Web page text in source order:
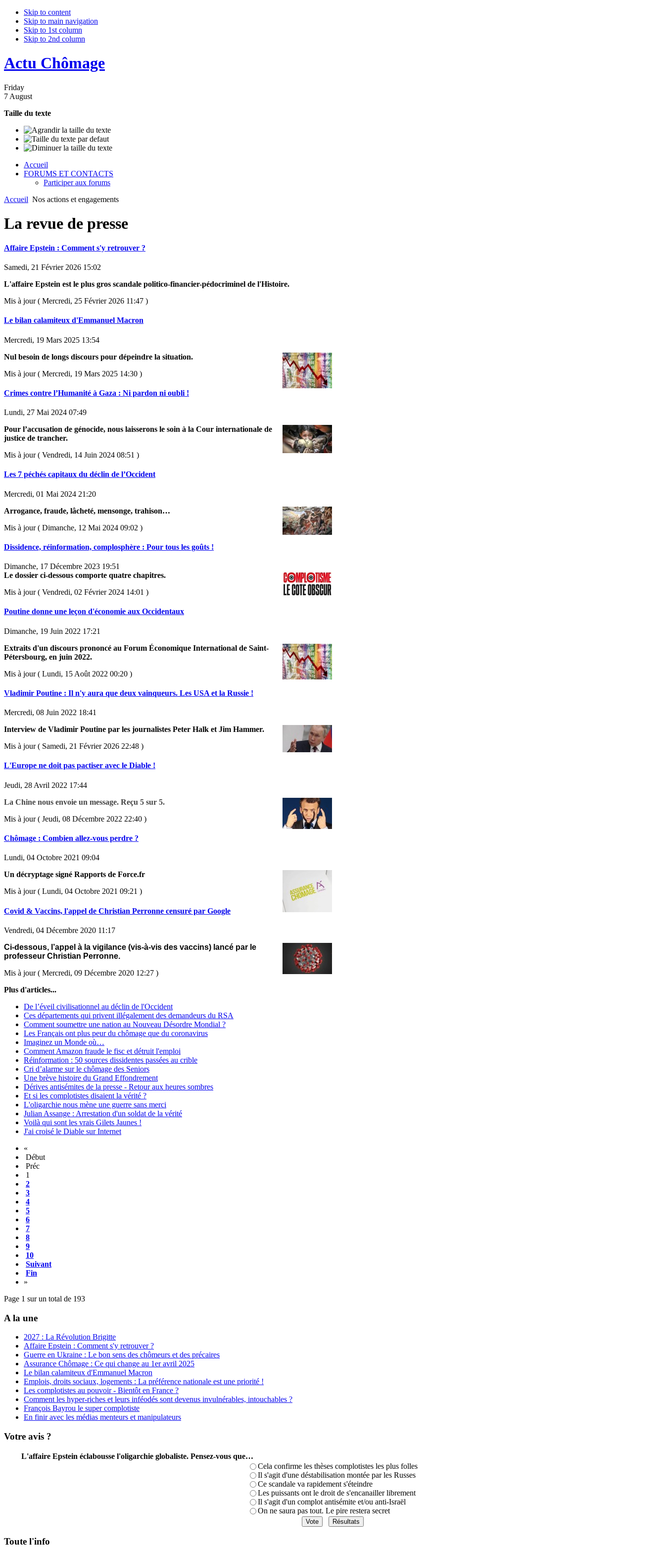
Skip to content
Skip to main navigation
Skip to 1st column
Skip to 2nd column
Actu Chômage
Friday
7 August
Taille du texte
Accueil
FORUMS ET CONTACTS
Participer aux forums
Accueil Nos actions et engagements
La revue de presse
Affaire Epstein : Comment s'y retrouver ?
Samedi, 21 Février 2026 15:02
L'affaire Epstein est le plus gros scandale politico-financier-pédocriminel de l'Histoire.
Mis à jour ( Mercredi, 25 Février 2026 11:47 )
Le bilan calamiteux d'Emmanuel Macron
Mercredi, 19 Mars 2025 13:54
Nul besoin de longs discours pour dépeindre la situation.
Mis à jour ( Mercredi, 19 Mars 2025 14:30 )
Crimes contre l’Humanité à Gaza : Ni pardon ni oubli !
Lundi, 27 Mai 2024 07:49
Pour l’accusation de génocide, nous laisserons le soin à la Cour internationale de
justice de trancher.
Mis à jour ( Vendredi, 14 Juin 2024 08:51 )
Les 7 péchés capitaux du déclin de l’Occident
Mercredi, 01 Mai 2024 21:20
Arrogance, fraude, lâcheté, mensonge, trahison…
Mis à jour ( Dimanche, 12 Mai 2024 09:02 )
Dissidence, réinformation, complosphère : Pour tous les goûts !
Dimanche, 17 Décembre 2023 19:51
Le dossier ci-dessous comporte quatre chapitres.
Mis à jour ( Vendredi, 02 Février 2024 14:01 )
Poutine donne une leçon d'économie aux Occidentaux
Dimanche, 19 Juin 2022 17:21
Extraits d'un discours prononcé au Forum Économique International de Saint-
Pétersbourg, en juin 2022.
Mis à jour ( Lundi, 15 Août 2022 00:20 )
Vladimir Poutine : Il n'y aura que deux vainqueurs. Les USA et la Russie !
Mercredi, 08 Juin 2022 18:41
Interview de Vladimir Poutine par les journalistes Peter Halk et Jim Hammer.
Mis à jour ( Samedi, 21 Février 2026 22:48 )
L'Europe ne doit pas pactiser avec le Diable !
Jeudi, 28 Avril 2022 17:44
La Chine nous envoie un message. Reçu 5 sur 5.
Mis à jour ( Jeudi, 08 Décembre 2022 22:40 )
Chômage : Combien allez-vous perdre ?
Lundi, 04 Octobre 2021 09:04
Un décryptage signé Rapports de Force.fr
Mis à jour ( Lundi, 04 Octobre 2021 09:21 )
Covid & Vaccins, l'appel de Christian Perronne censuré par Google
Vendredi, 04 Décembre 2020 11:17
Ci-dessous, l’appel à la vigilance (vis-à-vis des vaccins) lancé par le
professeur Christian Perronne.
Mis à jour ( Mercredi, 09 Décembre 2020 12:27 )
Plus d'articles...
De l’éveil civilisationnel au déclin de l'Occident
Ces départements qui privent illégalement des demandeurs du RSA
Comment soumettre une nation au Nouveau Désordre Mondial ?
Les Français ont plus peur du chômage que du coronavirus
Imaginez un Monde où…
Comment Amazon fraude le fisc et détruit l'emploi
Réinformation : 50 sources dissidentes passées au crible
Cri d’alarme sur le chômage des Seniors
Une brève histoire du Grand Effondrement
Dérives antisémites de la presse - Retour aux heures sombres
Et si les complotistes disaient la vérité ?
L'oligarchie nous mène une guerre sans merci
Julian Assange : Arrestation d'un soldat de la vérité
Voilà qui sont les vrais Gilets Jaunes !
J'ai croisé le Diable sur Internet
«
Début
Préc
1
2
3
4
5
6
7
8
9
10
Suivant
Fin
»
Page 1 sur un total de 193
A la une
2027 : La Révolution Brigitte
Affaire Epstein : Comment s'y retrouver ?
Guerre en Ukraine : Le bon sens des chômeurs et des précaires
Assurance Chômage : Ce qui change au 1er avril 2025
Le bilan calamiteux d'Emmanuel Macron
Emplois, droits sociaux, logements : La préférence nationale est une priorité !
Les complotistes au pouvoir - Bientôt en France ?
Comment les hyper-riches et leurs inféodés sont devenus invulnérables, intouchables ?
François Bayrou le super complotiste
En finir avec les médias menteurs et manipulateurs
Votre avis ?
L'affaire Epstein éclabousse l'oligarchie globaliste. Pensez-vous que…
Cela confirme les thèses complotistes les plus folles
Il s'agit d'une déstabilisation montée par les Russes
Ce scandale va rapidement s'éteindre
Les puissants ont le droit de s'encanailler librement
Il s'agit d'un complot antisémite et/ou anti-Israël
On ne saura pas tout. Le pire restera secret
Toute l'info